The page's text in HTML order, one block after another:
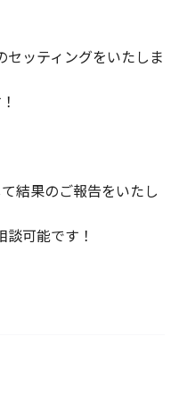
ッティングをいたしま
結果のご報告をいたし
可能です！